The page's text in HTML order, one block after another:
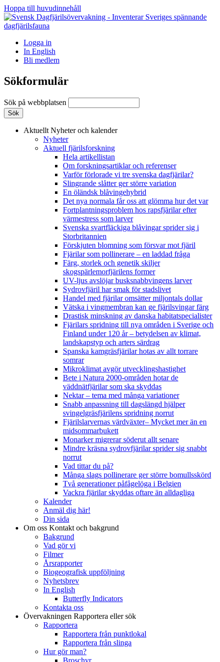
Hoppa till huvudinnehåll
Logga in
In English
Bli medlem
Sökformulär
Sök på webbplatsen
Aktuellt Nyheter och kalender
Nyheter
Aktuell fjärilsforskning
Hela artikellistan
Om forskningsartiklar och referenser
Varför förlorade vi tre svenska dagfjärilar?
Slingrande slåtter ger större variation
En öländsk blåvingehybrid
Det nya normala får oss att glömma hur det var
Fortplantningsproblem hos rapsfjärilar efter
värmestress som larver
Svenska svartfläckiga blåvingar sprider sig i
Storbritannien
Förskjuten blomning som försvar mot fjäril
Fjärilar som pollinerare – en laddad fråga
Färg, storlek och genetik skiljer
skogspärlemorfjärilens former
UV-ljus avslöjar busksnabbvingens larver
Sydrovfjäril har smak för stadslivet
Handel med fjärilar omsätter miljontals dollar
Vätska i vingmembran kan ge fjärilsvingar färg
Drastisk minskning av danska habitatspecialister
Fjärilars spridning till nya områden i Sverige och
Finland under 120 år– betydelsen av klimat,
landskapstyp och arters särdrag
Spanska kamgräsfjärilar hotas av allt torrare
somrar
Mikroklimat avgör utvecklingshastighet
Bete i Natura 2000-områden hotar de
väddnätfjärilar som ska skyddas
Nektar – tema med många variationer
Snabb anpassning till dagslängd hjälper
svingelgräsfjärilens spridning norrut
Fjärilslarvernas värdväxter– Mycket mer än en
midsommarbukett
Monarker migrerar söderut allt senare
Mindre kräsna sydrovfjärilar sprider sig snabbt
norrut
Vad tittar du på?
Många slags pollinerare ger större bomullsskörd
Två generationer påfågelöga i Belgien
Vackra fjärilar skyddas oftare än alldagliga
Kalender
Anmäl dig här!
Din sida
Om oss Kontakt och bakgrund
Bakgrund
Vad gör vi
Filmer
Årsrapporter
Biogeografisk uppföljning
Nyhetsbrev
In English
Butterfly Indicators
Kontakta oss
Övervakningen Rapportera eller sök
Rapportera
Rapportera från punktlokal
Rapportera från slinga
Hur gör man?
Broschyr